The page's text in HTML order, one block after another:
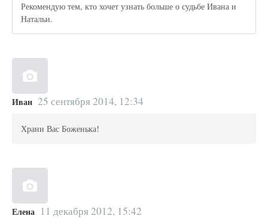
Рекомендую тем, кто хочет узнать больше о судьбе Ивана и
Натальи.
Иван 25 сентября 2014, 12:34
Храни Вас Боженька!
Елена 11 декабря 2012, 15:42